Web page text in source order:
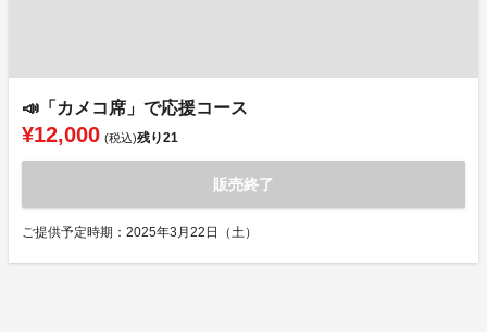
📣「カメコ席」で応援コース
¥12,000 (税込)残り21
販売終了
ご提供予定時期：2025年3月22日（土）